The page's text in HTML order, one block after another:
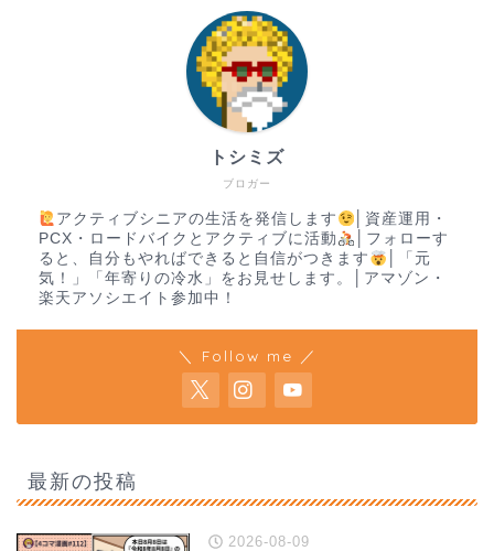
ブロガー
トシミズ
アクティブシニアの生活を発信します
│資産運用・
PCX・ロードバイクとアクティブに活動
│フォローす
ると、自分もやればできると自信がつきます
│「元
気！」「年寄りの冷水」をお見せします。│アマゾン・
楽天アソシエイト参加中！
＼ Follow me ／
最新の投稿
2026-08-09